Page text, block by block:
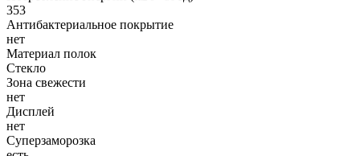
353
Антибактериальное покрытие
нет
Материал полок
Стекло
Зона свежести
нет
Дисплей
нет
Суперзаморозка